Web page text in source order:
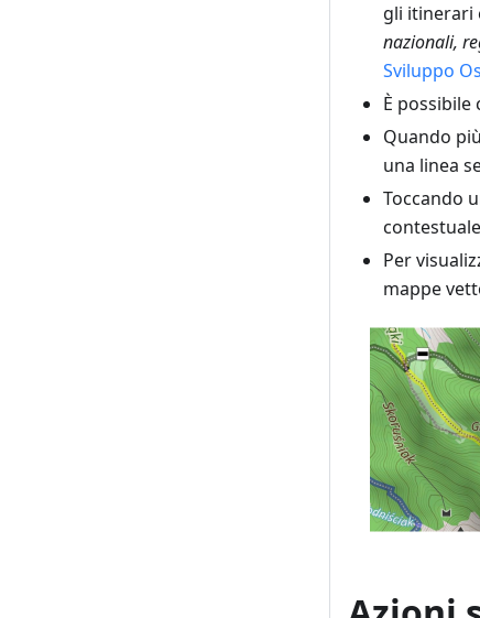
gli itinerari
nazionali,
Sviluppo
È
Quando
una linea
Toccando
Per
mappe